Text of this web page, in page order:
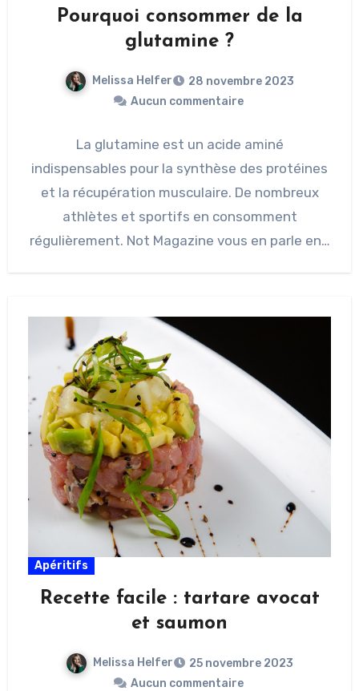
Pourquoi consommer de la
glutamine ?
Melissa Helfer
28 novembre 2023
Aucun commentaire
La glutamine est un acide aminé
indispensables pour la synthèse des protéines
et la récupération musculaire. De nombreux
athlètes et sportifs en consomment
régulièrement. Not Magazine vous en parle en…
Apéritifs
Recette facile : tartare avocat
et saumon
Melissa Helfer
25 novembre 2023
Aucun commentaire